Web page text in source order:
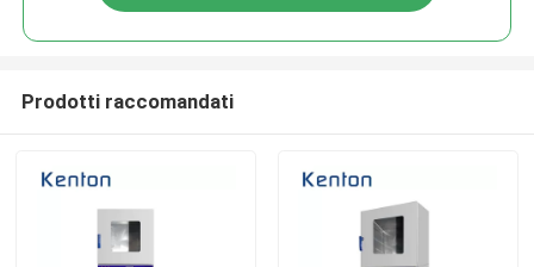
Prodotti raccomandati